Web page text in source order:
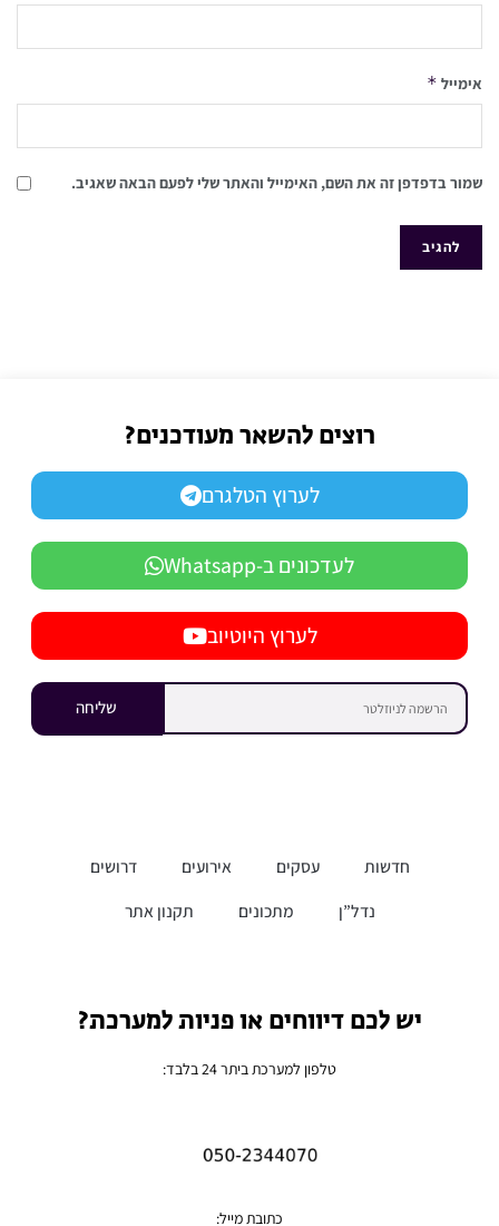
אימייל *
שמור בדפדפן זה את השם, האימייל והאתר שלי לפעם הבאה שאגיב.
רוצים להשאר מעודכנים?
לערוץ הטלגרם
לעדכונים ב-Whatsapp
לערוץ היוטיוב
שליחה
חדשות עסקים אירועים
דרושים
נדל”ן
מתכונים תקנון אתר
יש לכם דיווחים או פניות למערכת?
טלפון למערכת ביתר 24 בלבד:
כתובת מייל: